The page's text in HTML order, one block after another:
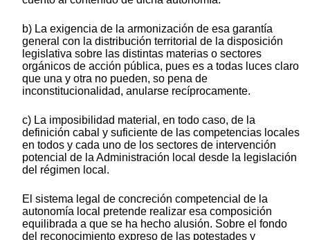
b) La exigencia de la armonización de esa garantía
general con la distribución territorial de la disposición
legislativa sobre las distintas materias o sectores
orgánicos de acción pública, pues es a todas luces claro
que una y otra no pueden, so pena de
inconstitucionalidad, anularse recíprocamente.
c) La imposibilidad material, en todo caso, de la
definición cabal y suficiente de las competencias locales
en todos y cada uno de los sectores de intervención
potencial de la Administración local desde la legislación
del régimen local.
El sistema legal de concreción competencial de la
autonomía local pretende realizar esa composición
equilibrada a que se ha hecho alusión. Sobre el fondo
del reconocimiento expreso de las potestades y